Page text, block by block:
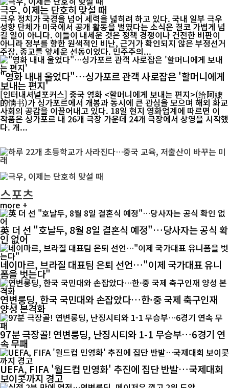
극우, 이제는 단호히 맞설 때
극우 정치가 국경을 넘어 세력을 넓히려 하고 있다. 국내 일부 극우
성향 단체가 미국에서 공개 활동을 벌였다는 소식은 결코 가볍게 넘
길 일이 아니다. 이들이 내세운 것은 정책 경쟁이나 건전한 비판이
아니라 정부를 향한 원색적인 비난, 근거가 확인되지 않은 부정선거
주장, 종교를 앞세운 선동이었다. 민주주의...
"영화 내내 울었다"…싱가포르 관객 사로잡은 '할머니에게
보내는 편지'
[인터내셔널포커스] 중국 영화 <할머니에게 보내는 편지>(给阿嬷
的情书)가 싱가포르에서 개봉과 동시에 큰 관심을 모으며 해외 화교
사회의 공감을 이끌어내고 있다. 18일 현지 영화업계에 따르면 이
작품은 싱가포르 내 26개 극장 가운데 24개 극장에서 상영을 시작했
다. 개...
스포츠
more +
英 더 선 "호날두, 8월 8일 결혼식 예정"…당사자는 공식 확
인 없어
네이마르, 브라질 대표팀 은퇴 선언…"이제 국가대표 유니
폼을 벗는다"
연변룽딩, 한국 국민대와 손잡았다…한·중 국제 축구인재
양성 본격화
97분 극장골! 연변룽딩, 난징시티와 1-1 무승부…6경기 연
속 무패
UEFA, FIFA '월드컵 민영화' 추진에 집단 반발…국제대회
보이콧까지 경고